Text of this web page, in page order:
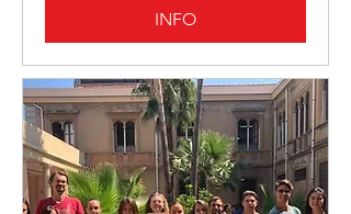
INFO